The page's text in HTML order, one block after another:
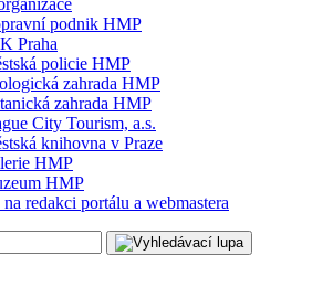
podnik HMP
Praha
policie HMP
zahrada HMP
zahrada HMP
City Tourism, a.s.
knihovna v Praze
HMP
HMP
redakci portálu a webmastera